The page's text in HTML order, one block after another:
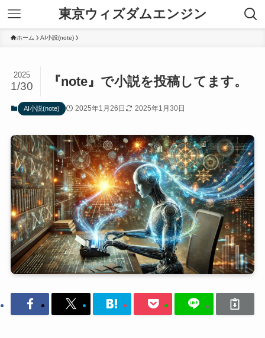
東京ウィズダムエンジン
ホーム AI小説(note)
『note』で小説を投稿してます。
2025
1/30
AI小説(note) 2025年1月26日 2025年1月30日